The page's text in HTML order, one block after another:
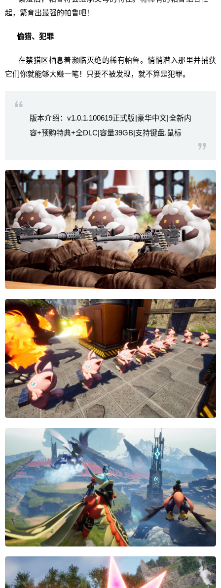
起，繁育出最强的帕鲁吧！
偷猎、犯罪
在禁猎区栖息着濒临灭绝的稀有帕鲁。悄悄潜入那里并捕获
它们你就能够大赚一笔！只要不被发现，就不算是犯罪。
版本介绍：v1.0.1.100619正式版|豪华中文|全新内
容+预购特典+全DLC|容量39GB|支持键盘.鼠标